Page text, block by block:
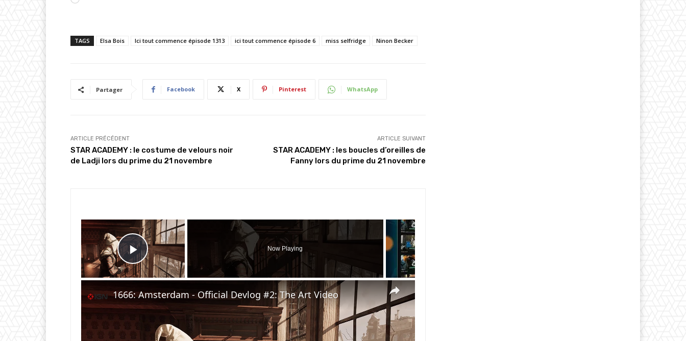
r
…
TAGS Elsa Bois Ici tout commence épisode 1313 ici tout commence épisode 6 miss selfridge Ninon Becker
Partager Facebook X Pinterest WhatsApp
ARTICLE PRÉCÉDENT
STAR ACADEMY : le costume de velours noir
de Ladji lors du prime du 21 novembre
ARTICLE SUIVANT
STAR ACADEMY : les boucles d’oreilles de
Fanny lors du prime du 21 novembre
×
Play Video
Now Playing
×
1666: Amsterdam - Official Devlog #2: The Art Video